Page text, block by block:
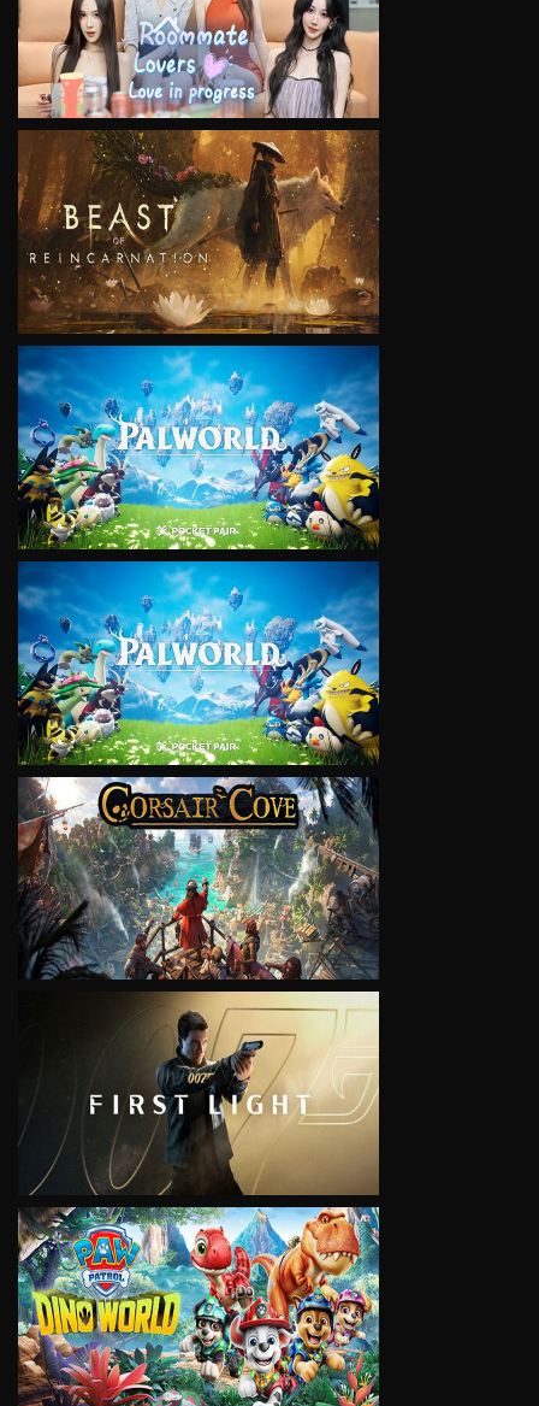
VIEW
VIEW
VIEW
VIEW
VIEW
VIEW
VIEW